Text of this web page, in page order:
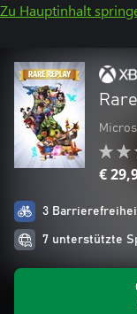
Zu Hauptinhalt
€
3
7 unterstützte